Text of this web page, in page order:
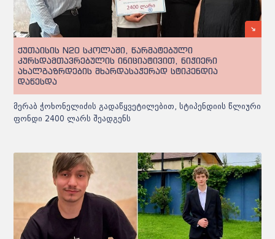
ქუთაისის N20 სკოლაში, წარმატებული
კურსდამთავრებულის ინიციატივით, ნიჭიერი
ახალგაზრდების მხარდასაჭერად სტიპენდია
დაწესდა
მერაბ ჭოხონელიძის გადაწყვეტილებით, სტიპენდიის წლიური
ფონდი 2400 ლარს შეადგენს